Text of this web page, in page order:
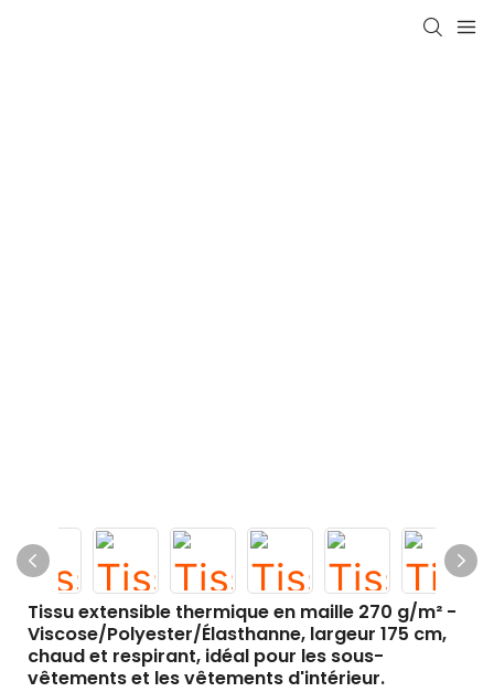
Tissu extensible thermique en maille 270 g/m² -
Viscose/Polyester/Élasthanne, largeur 175 cm,
chaud et respirant, idéal pour les sous-
vêtements et les vêtements d'intérieur.